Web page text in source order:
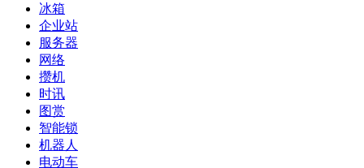
冰箱
企业站
服务器
网络
攒机
时讯
图赏
智能锁
机器人
电动车